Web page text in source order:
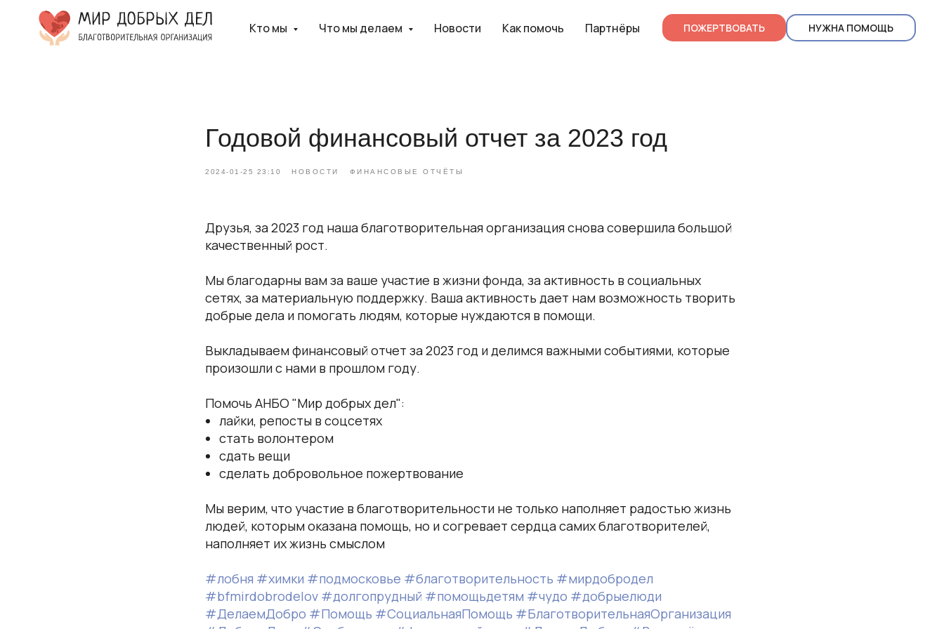
Кто мы Что мы делаем Новости Как помочь Партнёры ПОЖЕРТВОВАТЬ НУЖНА ПОМОЩЬ
Годовой финансовый отчет за 2023 год
2024-01-25 23:10 НОВОСТИ ФИНАНСОВЫЕ ОТЧЁТЫ
Друзья, за 2023 год наша благотворительная организация снова совершила большой
качественный рост.
Мы благодарны вам за ваше участие в жизни фонда, за активность в социальных
сетях, за материальную поддержку. Ваша активность дает нам возможность творить
добрые дела и помогать людям, которые нуждаются в помощи.
Выкладываем финансовый отчет за 2023 год и делимся важными событиями, которые
произошли с нами в прошлом году.
Помочь АНБО "Мир добрых дел":
лайки, репосты в соцсетях
стать волонтером
сдать вещи
сделать добровольное пожертвование
Мы верим, что участие в благотворительности не только наполняет радостью жизнь
людей, которым оказана помощь, но и согревает сердца самих благотворителей,
наполняет их жизнь смыслом
#лобня #химки #подмосковье #благотворительность #мирдобродел
#bfmirdobrodelov #долгопрудный #помощьдетям #чудо #добрыелюди
#ДелаемДобро #Помощь #СоциальнаяПомощь #БлаготворительнаяОрганизация